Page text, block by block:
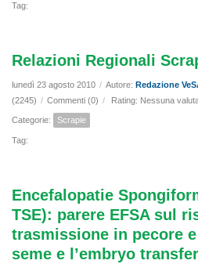
Tag:
Relazioni Regionali
lunedì 23 agosto 2010 / Autore: Redazione
(2245) / Commenti (0) / Rating: Nessuna
Categorie: Scrapie
Tag:
Encefalopatie
TSE): parere EFSA sul
trasmissione in pecore
seme e l’embryo transfer